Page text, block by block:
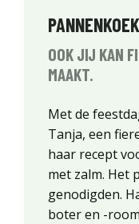
OOK JIJ KAN
MAAKT.
Met de
Tanja, een
haar recept
met zalm. Het
genodigden.
boter en -